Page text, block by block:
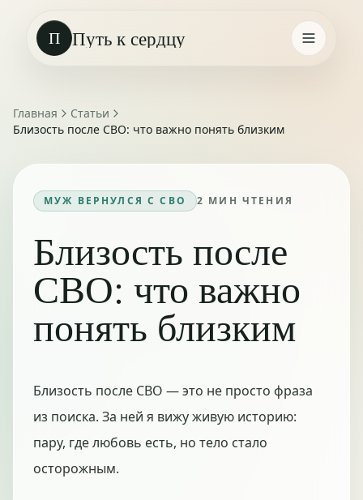
П Путь к сердцу
Главная
Статьи
Близость после СВО: что важно понять близким
МУЖ ВЕРНУЛСЯ С СВО 2 МИН ЧТЕНИЯ
Близость после
СВО: что важно
понять близким
Близость после СВО — это не просто фраза
из поиска. За ней я вижу живую историю:
пару, где любовь есть, но тело стало
осторожным.